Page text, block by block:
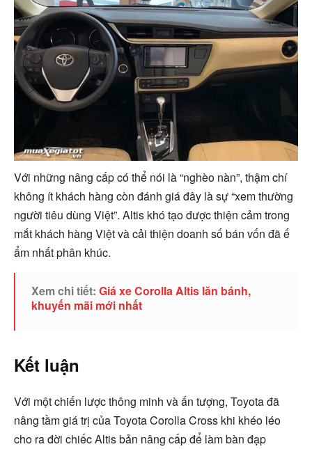
Với những nâng cấp có thể nói là “nghèo nàn”, thậm chí
không ít khách hàng còn đánh giá đây là sự “xem thường
người tiêu dùng Việt”. Altis khó tạo được thiện cảm trong
mắt khách hàng Việt và cải thiện doanh số bán vốn đã ế
ẩm nhất phân khúc.
Xem chi tiết: Giá xe Corolla Altis lăn bánh,
khuyến mãi mới nhất
Kết luận
Với một chiến lược thông minh và ấn tượng, Toyota đã
nâng tầm giá trị của Toyota Corolla Cross khi khéo léo
cho ra đời chiếc Altis bản nâng cấp để làm bàn đạp